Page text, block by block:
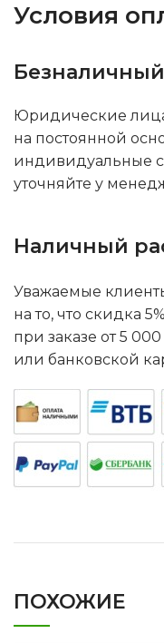
Условия
Юридические
на постоянной
индивидуальные
уточняйте у
Наличный
Уважаемые
на то, что скидка
при заказе от 5
или банковской
ПОХОЖИЕ